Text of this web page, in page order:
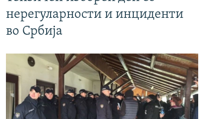
нерегуларности и инциденти
во Србија